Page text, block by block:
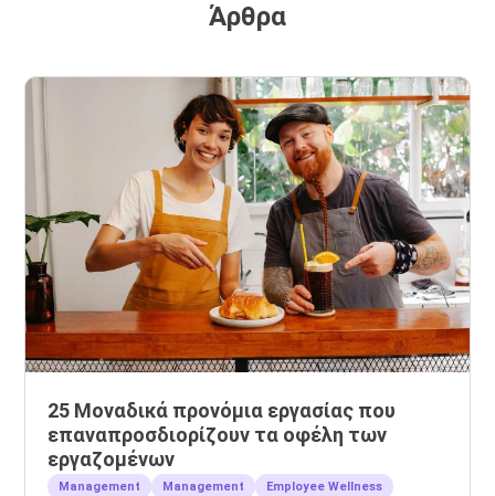
Άρθρα
25 Μοναδικά προνόμια εργασίας που
επαναπροσδιορίζουν τα οφέλη των
εργαζομένων
Management Management
Employee Wellness